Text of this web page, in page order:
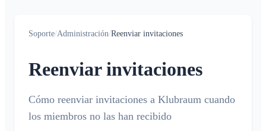
Unirse a un Klubraum
Nuevo Klubraum
Consejos para usar la app
¿Qué es la cronología?
Calendario
¿Qué es el calendario?
Crear / cancelar / editar eventos
Conversaciones
Soporte/Administración/Reenviar invitaciones
Reenviar invitaciones
Cómo reenviar invitaciones a Klubraum cuando
los miembros no las han recibido